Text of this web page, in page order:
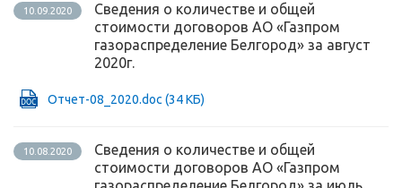
10.09.2020
Сведения о количестве и общей
стоимости договоров АО «Газпром
газораспределение Белгород» за август
2020г.
Отчет-08_2020.doc (34 КБ)
10.08.2020
Сведения о количестве и общей
стоимости договоров АО «Газпром